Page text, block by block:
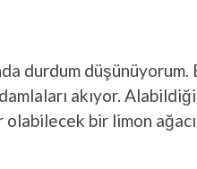
durdum
akıyor.
bir limon